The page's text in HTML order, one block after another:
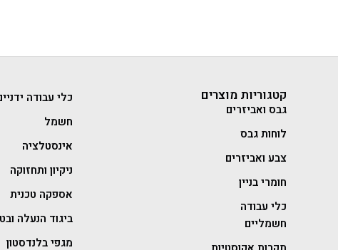
קטגוריות מוצרים
גבס ואביזרים
לוחות גבס
צבע ואביזרים
חומרי בניין
כלי עבודה
חשמליים
כלי עבודה
חשמל
אינסטלציה
ניקיון ותחזוקה
אספקה טכנית
ביגוד הנעלה
מגפי בלנדסטון